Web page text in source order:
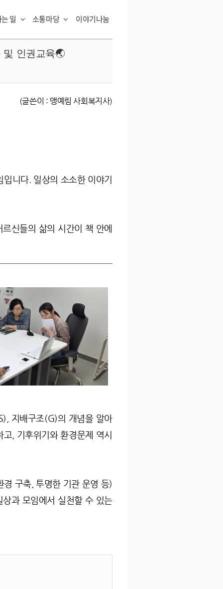
일 소통마당 이야기나눔
및 인권교육🌏
(글쓴이 : 맹예림 사회복지사)
니다. 일상의 소소한 이야기
신들의 삶의 시간이 책 안에
지배구조(G)의 개념을 알아
, 기후위기와 환경문제 역시
구축, 투명한 기관 운영 등)
과 모임에서 실천할 수 있는